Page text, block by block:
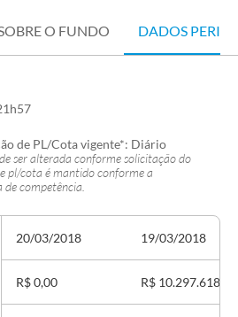
O FUNDO DADOS
de PL/Cota vigente*: Diário
ser alterada conforme solicitação do
pl/cota é mantido conforme a
competência.
20/03/2018
R$ 0,00
19/03/2018
R$ 10.297.618,98